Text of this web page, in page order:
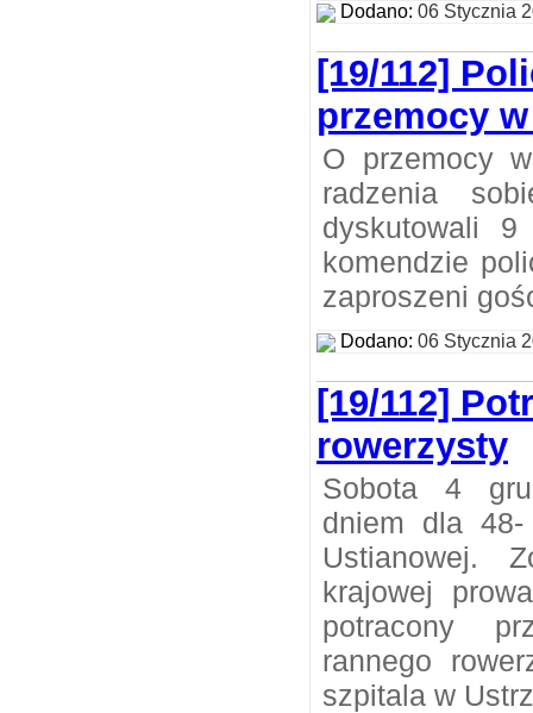
Dodano: 06 Stycznia
[19/112]
przemocy
O przemocy
radzenia
dyskutowali
komendzie
zaproszeni
Dodano: 06 Stycznia
[19/112]
rowerzysty
Sobota 4
dniem dla
Ustianowej.
krajowej
potracony
rannego
szpitala w